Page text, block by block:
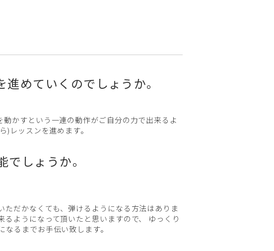
めていくのでしょうか。
かすという一連の動作がご自分の力で出来るよ
レッスンを進めます。
しょうか。
だかなくても、弾けるようになる方法はありま
ようになって頂いたと思いますので、 ゆっくり
るまでお手伝い致します。